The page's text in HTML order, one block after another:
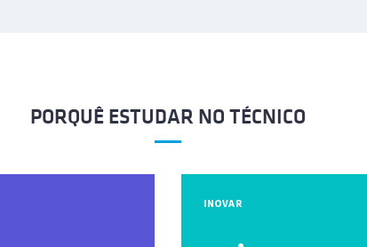
PORQUÊ ESTUDAR NO TÉCNICO
INOVAR